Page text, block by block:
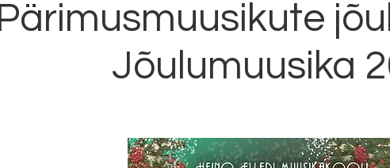
Pärimusmuusikute
Jõulumuusika